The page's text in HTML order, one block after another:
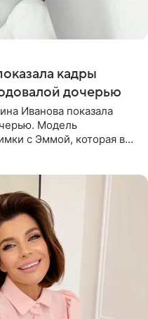
кадры
дочерью
Иванова показала
Модель
с Эммой, которая в